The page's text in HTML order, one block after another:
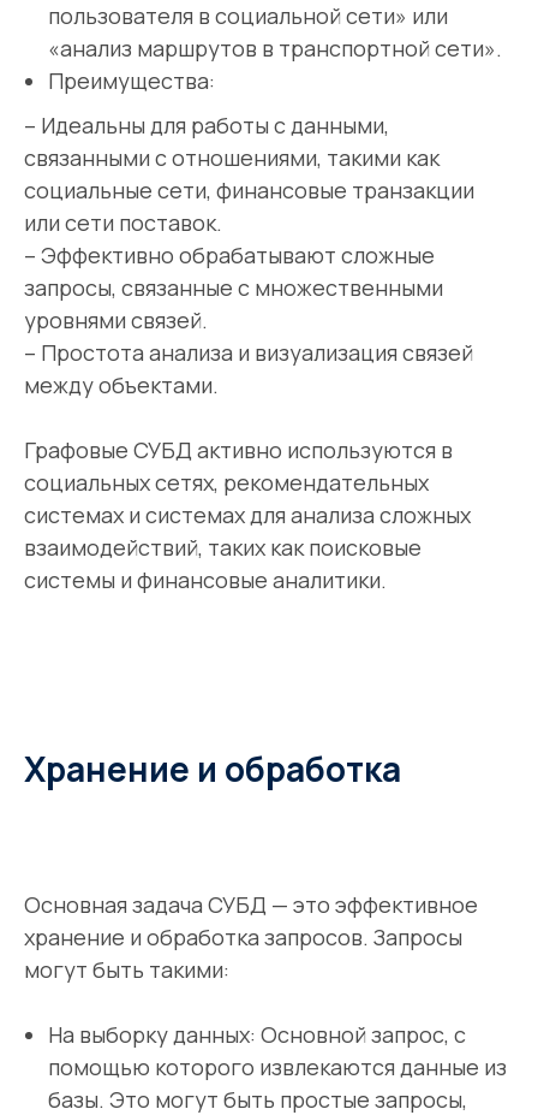
пользователя в социальной сети» или
«анализ маршрутов в транспортной сети».
Преимущества:
– Идеальны для работы с данными,
связанными с отношениями, такими как
социальные сети, финансовые транзакции
или сети поставок.
– Эффективно обрабатывают сложные
запросы, связанные с множественными
уровнями связей.
– Простота анализа и визуализация связей
между объектами.
Графовые СУБД активно используются в
социальных сетях, рекомендательных
системах и системах для анализа сложных
взаимодействий, таких как поисковые
системы и финансовые аналитики.
Хранение и обработка
Основная задача СУБД — это эффективное
хранение и обработка запросов. Запросы
могут быть такими:
На выборку данных: Основной запрос, с
помощью которого извлекаются данные из
базы. Это могут быть простые запросы,